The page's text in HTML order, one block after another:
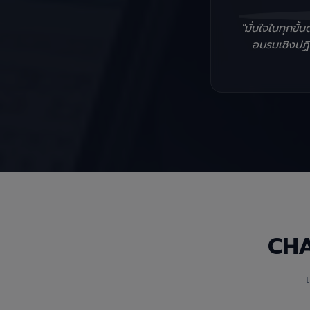
"มั่นใจในทุกขั้
อบรมเชิงป